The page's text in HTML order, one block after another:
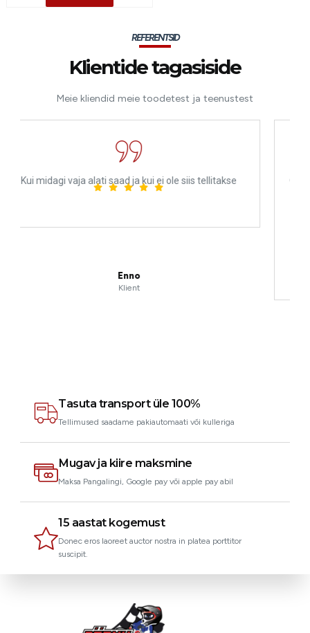
REFERENTSID
Klientide tagasiside
Meie kliendid meie toodetest ja teenustest
ole siis tellitakse
Garaaž ja mehaanika päästsid mind
hädaolukorras. Professionaalne ja
ilma oma mootorrattata
Tasuta transport üle 100%
Tellimused saadame pakiautomaati või kulleriga
Mugav ja kiire maksmine
Maksa Pangalingi, Google pay või apple pay abil
15 aastat kogemust
Donec eros laoreet auctor nostra in platea porttitor
suscipit.